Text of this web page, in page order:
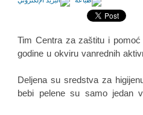
Tim Centra za zaštitu i
godine u okviru vanrednih
Deljena su sredstva za
bebi pelene su samo jedan